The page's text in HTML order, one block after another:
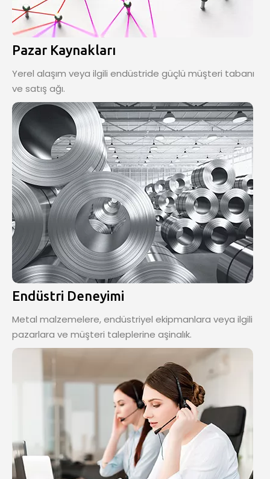
Pazar Kaynakları
Yerel alaşım veya ilgili endüstride güçlü müşteri tabanı
ve satış ağı.
Endüstri Deneyimi
Metal malzemelere, endüstriyel ekipmanlara veya ilgili
pazarlara ve müşteri taleplerine aşinalık.